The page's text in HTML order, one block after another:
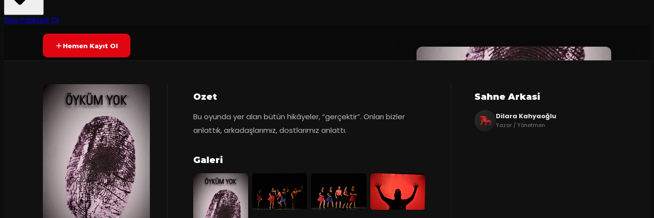
Giriş YapKayıt OlYAKINDA
Hemen Kayıt Ol
Ozet
Bu oyunda yer alan bütün hikâyeler, “gerçektir”. Onları bizler
anlattık, arkadaşlarımız, dostlarımız anlattı.
Galeri
Sahne Arkasi
Dilara Kahyaoğlu
Yazar / Yönetmen